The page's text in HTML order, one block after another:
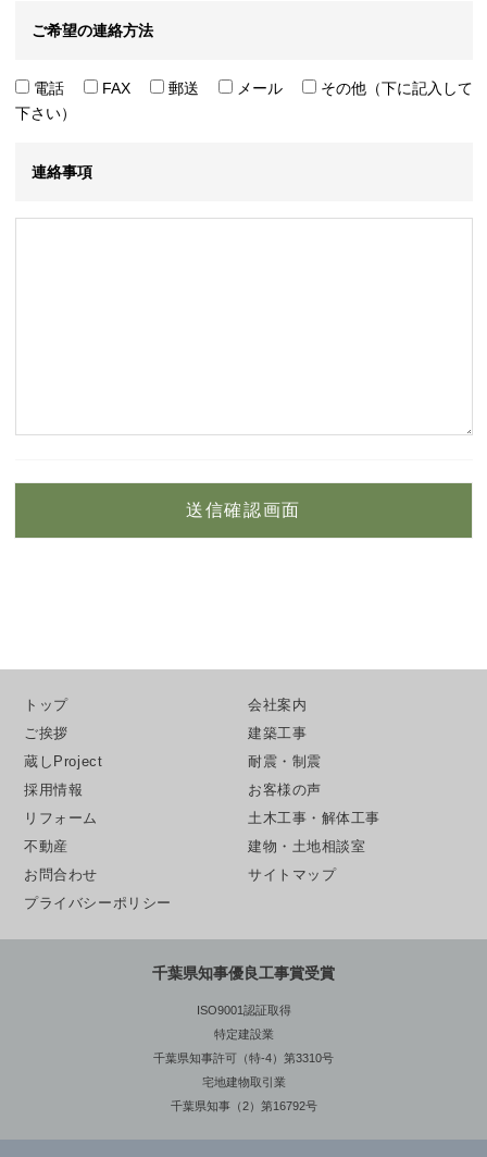
ご希望の連絡方法
電話 FAX 郵送 メール
その他（下に記入して
下さい）
連絡事項
トップ
会社案内
ご挨拶
建築工事
蔵しProject
耐震・制震
採用情報
お客様の声
リフォーム
土木工事・解体工事
不動産
建物・土地相談室
お問合わせ
サイトマップ
プライバシーポリシー
千葉県知事優良工事賞受賞
ISO9001認証取得
特定建設業
千葉県知事許可（特-4）第3310号
宅地建物取引業
千葉県知事（2）第16792号